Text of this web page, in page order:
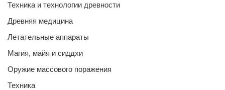
Техника и технологии древности
Древняя медицина
Летательные аппараты
Магия, майя и сиддхи
Оружие массового поражения
Техника